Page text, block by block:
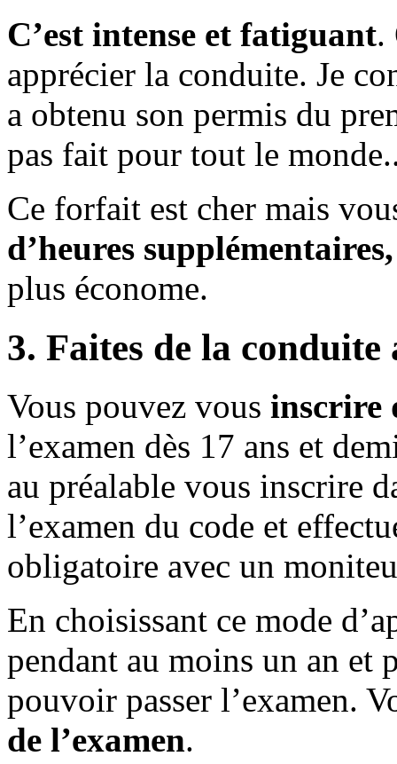
C’est intense et fatiguant.
apprécier la conduite. Je
a obtenu son permis du
pas fait pour tout le
Ce forfait est cher mais
d’heures supplémentaires,
plus économe.
3. Faites de la conduite
Vous pouvez vous inscrire
l’examen dès 17 ans et
au préalable vous inscrire
l’examen du code et
obligatoire avec un
En choisissant ce mode
pendant au moins un an et
pouvoir passer l’examen.
de l’examen.